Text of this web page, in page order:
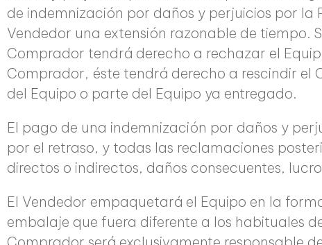
de indemnización por daños y perjuicios por
Vendedor una extensión razonable de tiempo.
Comprador tendrá derecho a rechazar el
Comprador, éste tendrá derecho a rescindir
del Equipo o parte del Equipo ya entregado.
El pago de una indemnización por daños y
por el retraso, y todas las reclamaciones
directos o indirectos, daños consecuentes,
El Vendedor empaquetará el Equipo en la
embalaje que fuera diferente a los habituales